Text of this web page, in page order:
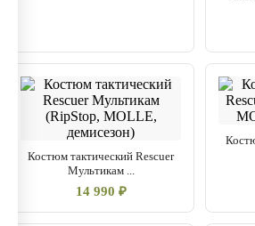
Костюм тактический Rescuer
Мультикам ...
14 990 ₽